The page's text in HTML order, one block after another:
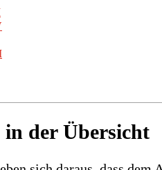
in der Übersicht